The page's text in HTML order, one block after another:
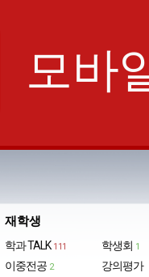
모바
재학생
학과 TALK 111
이중전공 2
학생회 1
강의평가